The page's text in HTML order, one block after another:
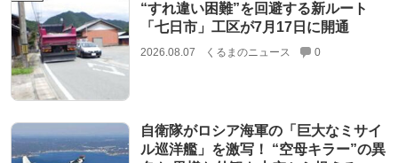
“すれ違い困難”を回避する新ルート
「七日市」工区が7月17日に開通
2026.08.07 くるまのニュース 0
自衛隊がロシア海軍の「巨大なミサイ
ル巡洋艦」を激写！ “空母キラー”の異